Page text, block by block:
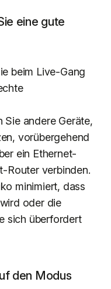
eine gute
beim Live-Gang
Sie andere Geräte,
vorübergehend
ein Ethernet-
Router verbinden.
minimiert, dass
oder die
sich überfordert
den Modus